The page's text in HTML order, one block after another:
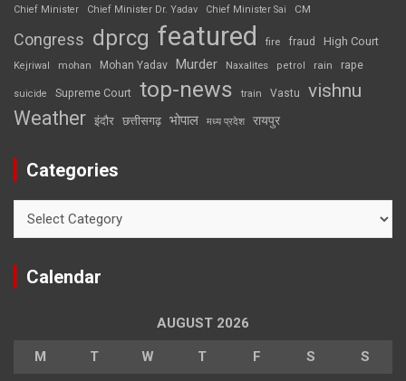
Chief Minister
Chief Minister Dr. Yadav Chief Minister Sai CM
Congress dprcg featured fire fraud High Court
Kejriwal mohan Mohan Yadav Murder Naxalites petrol rain rape
suicide Supreme Court top-news train Vastu vishnu
Weather इंदौर छत्तीसगढ़ भोपाल मध्य प्रदेश रायपुर
Categories
Calendar
AUGUST 2026
M T W T F S S